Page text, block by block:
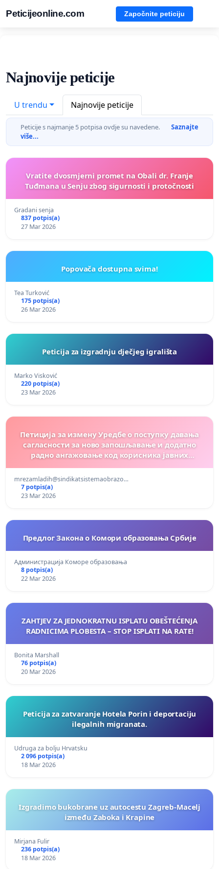
Peticijeonline.com Započnite peticiju
Najnovije peticije
U trendu Najnovije peticije
Peticije s najmanje 5 potpisa ovdje su navedene.
Saznajte
više...
Vratite dvosmjerni promet na Obali dr. Franje
Tuđmana u Senju zbog sigurnosti i protočnosti
Gradani senja
837 potpis(a)
27 Mar 2026
Popovača dostupna svima!
Tea Turković
175 potpis(a)
26 Mar 2026
Peticija za izgradnju dječjeg igrališta
Marko Visković
220 potpis(a)
23 Mar 2026
Петиција за измену Уредбе о поступку давања
сагласности за ново запошљавање и додатно
радно ангажовање код корисника јавних
mrezamladih@sindikatsistemaobrazo…
7 potpis(a)
23 Mar 2026
Предлог Закона о Комори образовања Србије
Администрација Коморе образовања
8 potpis(a)
22 Mar 2026
ZAHTJEV ZA JEDNOKRATNU ISPLATU OBEŠTEĆENJA
RADNICIMA PLOBESTA – STOP ISPLATI NA RATE!
Bonita Marshall
76 potpis(a)
20 Mar 2026
Peticija za zatvaranje Hotela Porin i deportaciju
ilegalnih migranata.
Udruga za bolju Hrvatsku
2 096 potpis(a)
18 Mar 2026
Izgradimo bukobrane uz autocestu Zagreb-Macelj
između Zaboka i Krapine
Mirjana Fulir
236 potpis(a)
18 Mar 2026